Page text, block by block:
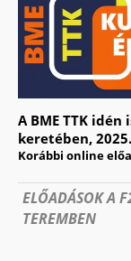
A BME TTK
keretében,
Korábbi online
ELŐADÁSOK A
TEREMBEN